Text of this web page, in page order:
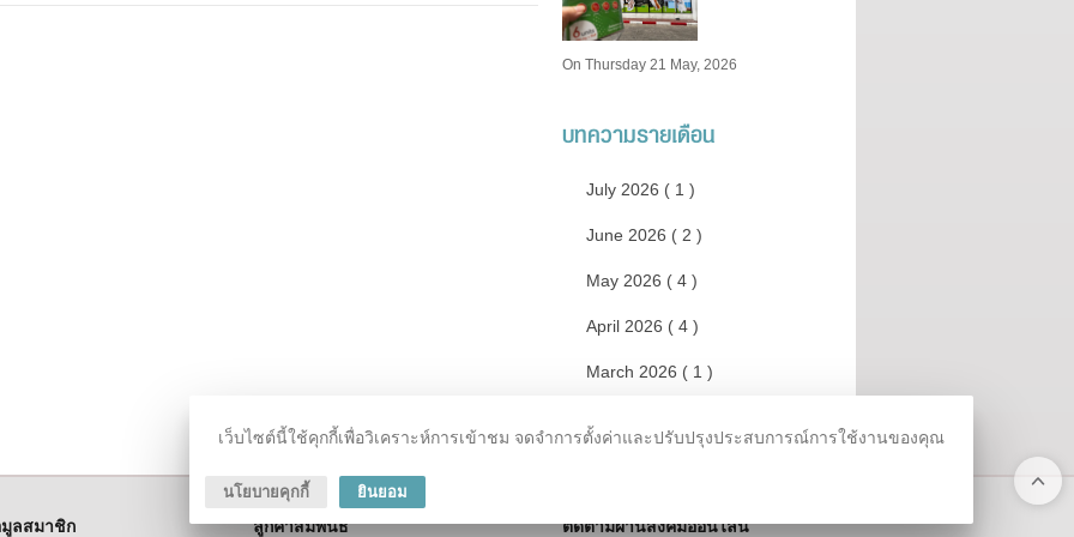
On Thursday 21 May, 2026
บทความรายเดือน
July 2026 ( 1 )
June 2026 ( 2 )
May 2026 ( 4 )
April 2026 ( 4 )
March 2026 ( 1 )
ลสมาชิก ลูกค้าสัมพันธ์ ติดตามผ่านสังคมออนไลน์
เว็บไซต์นี้ใช้คุกกี้เพื่อวิเคราะห์การเข้าชม จดจำการตั้งค่าและปรับปรุงประสบการณ์การใช้งานของคุณ
นโยบายคุกกี้ ยินยอม